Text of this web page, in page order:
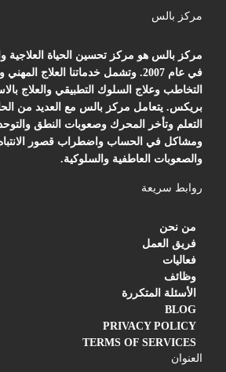
مركز بالس
مركز بالس هو مركز تحسين الحياة العلاجية
في عام 2007. وتشمل خدماتنا العلاج
التخاطب وعلاج السلوك التطبيقي والعلاج
بريكس. يتعامل مركز بالس مع العديد من
التعلم وتأخر المحرك وصعوبات النطق
ومشاكل في الحساب واضطراب قصور
والصعوبات العاطفية والسلوكية.
روابط سريعة
من نحن
فريق العمل
فعاليات
وظائف
الأسئلة المتكررة
BLOG
PRIVACY POLICY
TERMS OF SERVICES
العنوان